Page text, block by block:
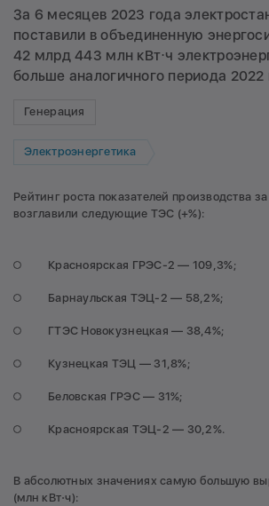
За 6 месяцев 2023 года
поставили в объединенную
42 млрд 443 млн кВт⋅ч
больше аналогичного периода 2022
Генерация
Электроэнергетика
Рейтинг роста показателей производства
возглавили следующие ТЭС (+%):
Красноярская ГРЭС-2 — 109,3%;
Барнаульская ТЭЦ-2 — 58,2%;
ГТЭС Новокузнецкая — 38,4%;
Кузнецкая ТЭЦ — 31,8%;
Беловская ГРЭС — 31%;
Красноярская ТЭЦ-2 — 30,2%.
В абсолютных значениях самую большую
(млн кВт⋅ч):